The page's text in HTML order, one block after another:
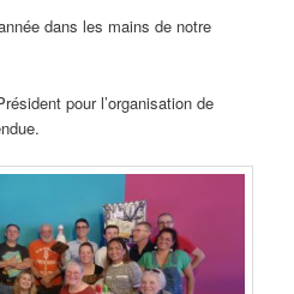
dans les mains de notre
pour l’organisation de